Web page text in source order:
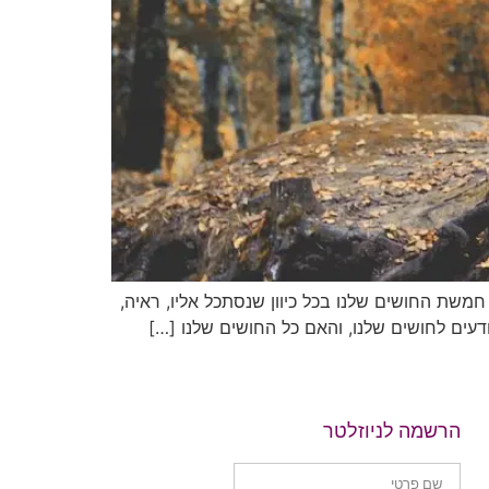
מכל מקום, פועלים חמשת החושים שלנו בכל כיוון שנסתכל אליו, ראיה,
לחושים שלנו, והאם כל החושים שלנו […]
הרשמה לניוזלטר